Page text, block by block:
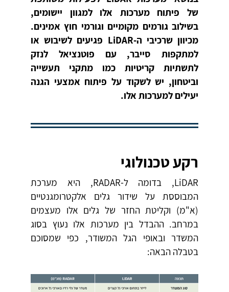
של פיתוח מערכות אלו למגוון יישומים,
בשילוב גורמים מקומיים וגורמי חוץ אמינים.
מכיוון שרכיבי ה-LiDAR פגיעים לשיבוש או
למתקפות סייבר, עם פוטנציאל לנזק
לתשתיות קריטיות כמו מתקני תעשייה
וביטחון, יש לשקוד על פיתוח אמצעי הגנה
יעילים למערכות אלו.
רקע טכנולוגי
LiDAR, בדומה ל-RADAR, היא מערכת
המבוססת על שידור גלים אלקטרומגנטיים
(א"מ) וקליטת החזר של גלים אלו מעצמים
במרחב. ההבדל בין מערכות אלו נעוץ בסוג
המשדר ובאופי הגל המשודר, כפי שמסוכם
בטבלה הבאה: